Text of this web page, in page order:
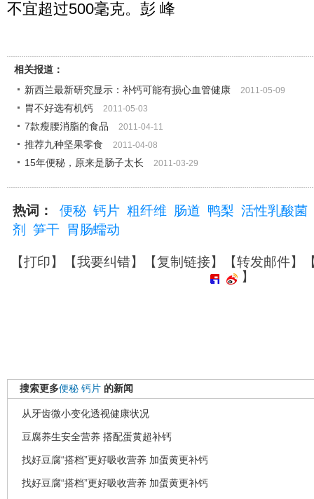
不宜超过500毫克。彭 峰
相关报道：
新西兰最新研究显示：补钙可能有损心血管健康
2011-05-09
胃不好选有机钙 2011-05-03
7款瘦腰消脂的食品 2011-04-11
推荐九种坚果零食 2011-04-08
15年便秘，原来是肠子太长 2011-03-29
热词： 便秘 钙片 粗纤维 肠道 鸭梨 活性乳酸菌
剂
笋干 胃肠蠕动
【打印】【我要纠错】【复制链接】【转发邮件】
】
搜索更多便秘 钙片 的新闻
从牙齿微小变化透视健康状况
豆腐养生安全营养 搭配蛋黄超补钙
找好豆腐“搭档”更好吸收营养 加蛋黄更补钙
找好豆腐“搭档”更好吸收营养 加蛋黄更补钙